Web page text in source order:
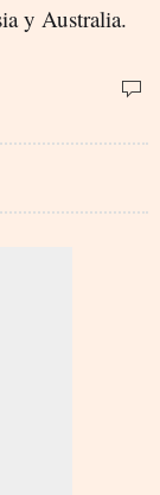
y Australia.